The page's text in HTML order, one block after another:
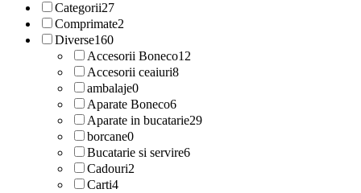
Categorii27
Comprimate2
Diverse160
Accesorii Boneco12
Accesorii ceaiuri8
ambalaje0
Aparate Boneco6
Aparate in bucatarie29
borcane0
Bucatarie si servire6
Cadouri2
Carti4